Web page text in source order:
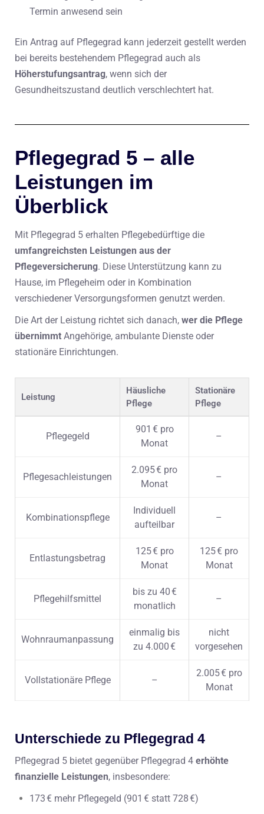
Termin anwesend sein
Ein Antrag auf Pflegegrad kann jederzeit gestellt werden
bei bereits bestehendem Pflegegrad auch als
Höherstufungsantrag, wenn sich der
Gesundheitszustand deutlich verschlechtert hat.
Pflegegrad 5 – alle
Leistungen im
Überblick
Mit Pflegegrad 5 erhalten Pflegebedürftige die
umfangreichsten Leistungen aus der
Pflegeversicherung. Diese Unterstützung kann zu
Hause, im Pflegeheim oder in Kombination
verschiedener Versorgungsformen genutzt werden.
Die Art der Leistung richtet sich danach, wer die Pflege
übernimmt Angehörige, ambulante Dienste oder
stationäre Einrichtungen.
Leistung
Häusliche
Pflege
Stationäre
Pflege
Pflegegeld
901 € pro
Monat
–
Pflegesachleistungen
2.095 € pro
Monat
–
Kombinationspflege
Individuell
aufteilbar
–
Entlastungsbetrag
125 € pro
Monat
125 € pro
Monat
Pflegehilfsmittel
bis zu 40 €
monatlich
–
Wohnraumanpassung
einmalig bis
zu 4.000 €
nicht
vorgesehen
Vollstationäre Pflege –
2.005 € pro
Monat
Unterschiede zu Pflegegrad 4
Pflegegrad 5 bietet gegenüber Pflegegrad 4 erhöhte
finanzielle Leistungen, insbesondere:
173 € mehr Pflegegeld (901 € statt 728 €)